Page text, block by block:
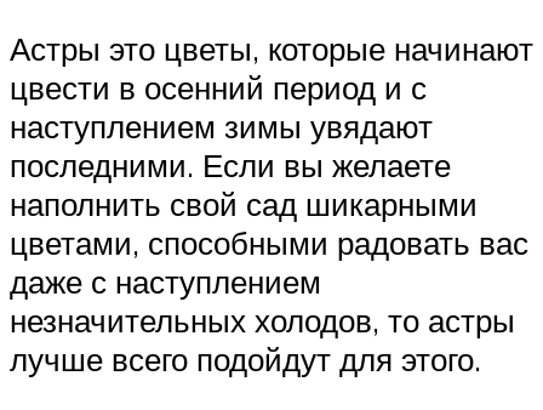
Астры это цветы, которые начинают
цвести в осенний период и с
наступлением зимы увядают
последними. Если вы желаете
наполнить свой сад шикарными
цветами, способными радовать вас
даже с наступлением
незначительных холодов, то астры
лучше всего подойдут для этого.